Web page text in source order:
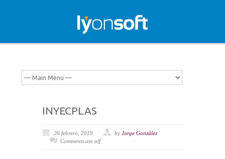
INYECPLAS
26 febrero, 2019 by Jorge González
Comments are off